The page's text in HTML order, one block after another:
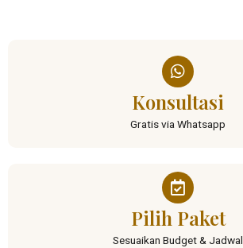
Konsultasi
Gratis via Whatsapp
Pilih Paket
Sesuaikan Budget & Jadwal